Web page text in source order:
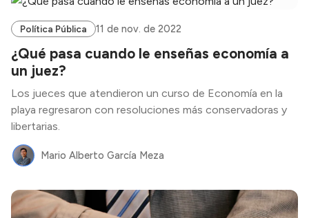
Política Pública 11 de nov. de 2022
¿Qué pasa cuando le enseñas economía a
un juez?
Los jueces que atendieron un curso de Economía en la
playa regresaron con resoluciones más conservadoras y
libertarias.
Mario Alberto García Meza